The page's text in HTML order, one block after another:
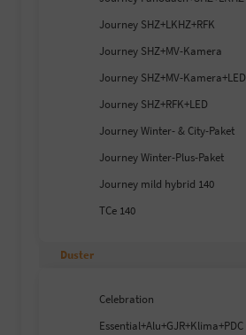
Journey SHZ+LKHZ+RFK
Journey SHZ+MV-Kamera
Journey SHZ+MV-Kamera+LED
Journey SHZ+RFK+LED
Journey Winter- & City-Paket
Journey Winter-Plus-Paket
Journey mild hybrid 140
TCe 140
Duster
Celebration
Essential+Alu+GJR+Klima+PDC